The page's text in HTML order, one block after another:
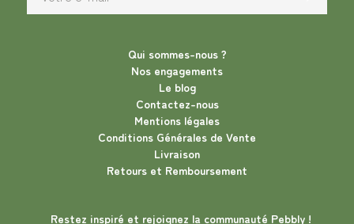
Qui sommes-nous ?
Nos engagements
Le blog
Contactez-nous
Mentions légales
Conditions Générales de Vente
Livraison
Retours et Remboursement
Restez inspiré et rejoignez la communauté Pebbly !